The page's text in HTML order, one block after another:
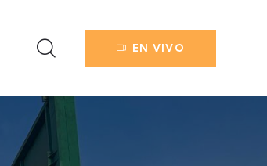
EN VIVO